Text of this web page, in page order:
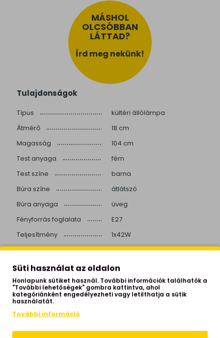
MÁSHOL
OLCSÓBBAN
LÁTTAD?
Írd meg nekünk!
Tulajdonságok
Típus
kültéri állólámpa
Átmérő
18 cm
Magasság
104 cm
Test anyaga
fém
Test színe
barna
Búra színe
átlátszó
Búra anyaga
üveg
Fényforrás foglalata
E27
Teljesítmény
1x42W
Fényforrást tartalmaz
nem
IP védettség
IP33
Izzók száma
1 izzós
Helyiség
kert, kültéri, kültér-kert
Stílus
Süti használat az oldalon
Honlapunk sütiket használ. További információk találhatók a
"További lehetőségek" gombra kattintva, ahol
kategóriánként engedélyezheti vagy letilthatja a sütik
használatát.
További információ